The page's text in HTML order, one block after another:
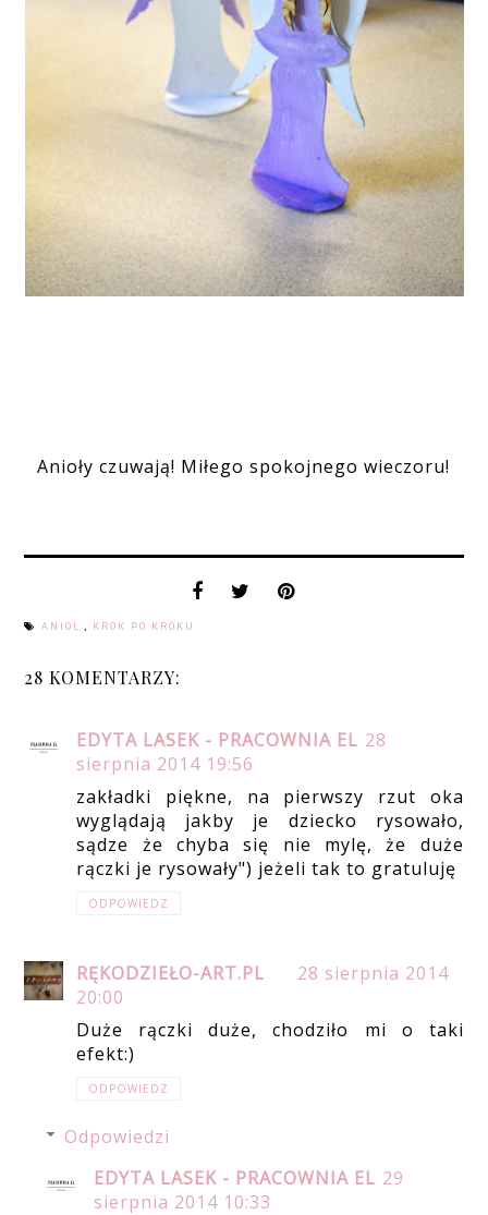
Anioły czuwają! Miłego spokojnego wieczoru!
ANIOŁ KROK PO KROKU
28 KOMENTARZY:
EDYTA LASEK - PRACOWNIA EL 28
sierpnia 2014 19:56
zakładki piękne, na pierwszy rzut oka
wyglądają jakby je dziecko rysowało,
sądze że chyba się nie mylę, że duże
rączki je rysowały") jeżeli tak to gratuluję
ODPOWIEDZ
RĘKODZIEŁO-ART.PL
28 sierpnia 2014
20:00
Duże rączki duże, chodziło mi o taki
efekt:)
ODPOWIEDZ
Odpowiedzi
EDYTA LASEK - PRACOWNIA EL 29
sierpnia 2014 10:33